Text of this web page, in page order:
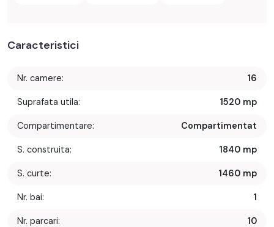
Caracteristici
Nr. camere: 16
Suprafata utila: 1520 mp
Compartimentare: Compartimentat
S. construita: 1840 mp
S. curte: 1460 mp
Nr. bai: 1
Nr. parcari: 10